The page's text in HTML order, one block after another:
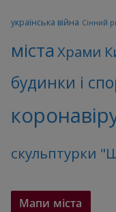
українська війна Сінний
міста Храми
будинки і
скульптурки
Мапи міста